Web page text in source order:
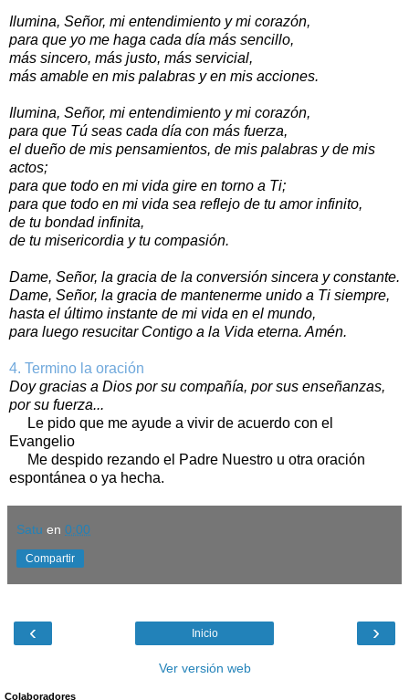
Ilumina, Señor, mi entendimiento y mi corazón,
para que yo me haga cada día más sencillo,
más sincero, más justo, más servicial,
más amable en mis palabras y en mis acciones.
Ilumina, Señor, mi entendimiento y mi corazón,
para que Tú seas cada día con más fuerza,
el dueño de mis pensamientos, de mis palabras y de mis
actos;
para que todo en mi vida gire en torno a Ti;
para que todo en mi vida sea reflejo de tu amor infinito,
de tu bondad infinita,
de tu misericordia y tu compasión.
Dame, Señor, la gracia de la conversión sincera y constante.
Dame, Señor, la gracia de mantenerme unido a Ti siempre,
hasta el último instante de mi vida en el mundo,
para luego resucitar Contigo a la Vida eterna. Amén.
4. Termino la oración
Doy gracias a Dios por su compañía, por sus enseñanzas,
por su fuerza...
Le pido que me ayude a vivir de acuerdo con el
Evangelio
Me despido rezando el Padre Nuestro u otra oración
espontánea o ya hecha.
Satu en 0:00
Compartir
‹ ›
Inicio
Ver versión web
Colaboradores